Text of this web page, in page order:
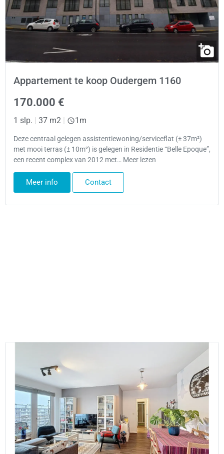
Appartement te koop Oudergem 1160
170.000 €
1 slp. | 37 m2 | 1m
Deze centraal gelegen assistentiewoning/serviceflat (± 37m²)
met mooi terras (± 10m²) is gelegen in Residentie “Belle Epoque”,
een recent complex van 2012 met… Meer lezen
Meer info Contact